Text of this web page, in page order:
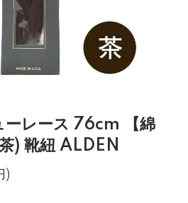
ーレース 76cm 【綿
) 靴紐 ALDEN
)